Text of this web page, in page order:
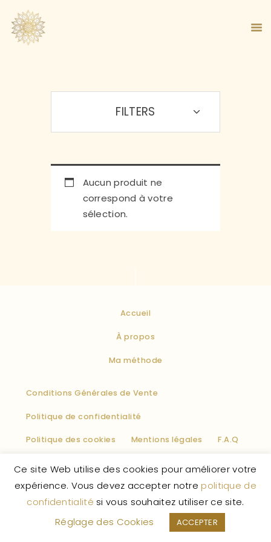
À PROPOS
BOUTIQUE
BLOG
PANIER
Aucun produit ne
correspond à votre
sélection.
FILTERS
Accueil
À propos
Ma méthode
Conditions Générales de Vente
Politique de confidentialité
Politique des cookies Mentions légales F.A.Q
La Vie Enchantée© 2026 – Tous droits réservés.
Ce site Web utilise des cookies pour améliorer votre
expérience. Vous devez accepter notre politique de
confidentialité si vous souhaitez utiliser ce site.
Réglage des Cookies
ACCEPTER